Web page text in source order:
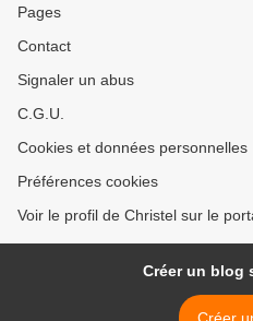
Pages
Contact
Signaler un abus
C.G.U.
Cookies et données personnelles
Préférences cookies
Voir le profil de Christel sur le
Créer un blog